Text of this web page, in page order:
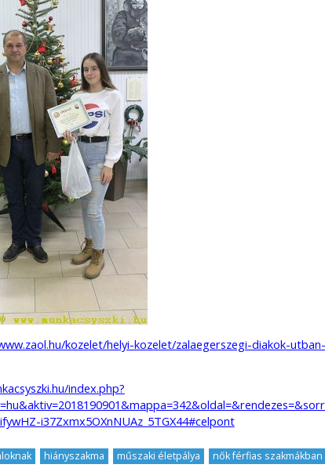
kozelet/helyi-kozelet/zalaegerszegi-diakok-
index.php?
i37Zxmx5OXnNUAz_5TGX44#celpont
hiányszakma műszaki életpálya nők férfias szakmákban